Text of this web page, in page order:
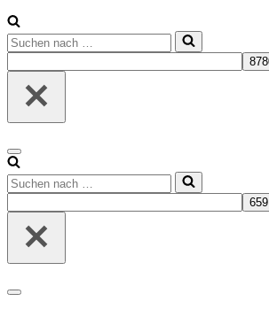
Suchen
nach …
Navigationsmenü
Suchen
nach …
Navigationsmenü